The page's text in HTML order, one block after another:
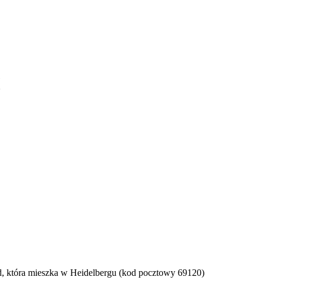
która mieszka w Heidelbergu (kod pocztowy 69120)